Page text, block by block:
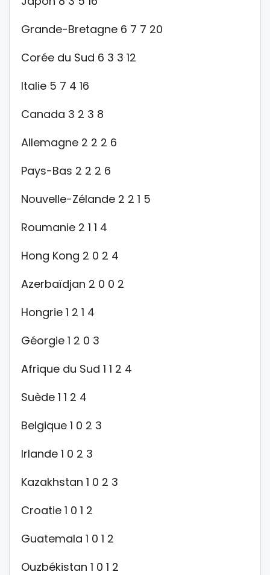
Grande-Bretagne 6 7 7 20
Corée du Sud 6 3 3 12
Italie 5 7 4 16
Canada 3 2 3 8
Allemagne 2 2 2 6
Pays-Bas 2 2 2 6
Nouvelle-Zélande 2 2 1 5
Roumanie 2 1 1 4
Hong Kong 2 0 2 4
Azerbaïdjan 2 0 0 2
Hongrie 1 2 1 4
Géorgie 1 2 0 3
Afrique du Sud 1 1 2 4
Suède 1 1 2 4
Belgique 1 0 2 3
Irlande 1 0 2 3
Kazakhstan 1 0 2 3
Croatie 1 0 1 2
Guatemala 1 0 1 2
Ouzbékistan 1 0 1 2